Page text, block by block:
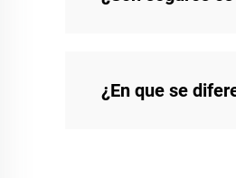
¿En que se